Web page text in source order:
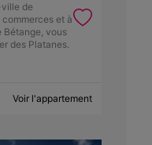
de
et à
Bétange, vous
des Platanes.
Voir l'appartement